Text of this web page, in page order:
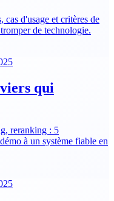
d'usage et critères de
de technologie.
qui
reranking : 5
à un système fiable en